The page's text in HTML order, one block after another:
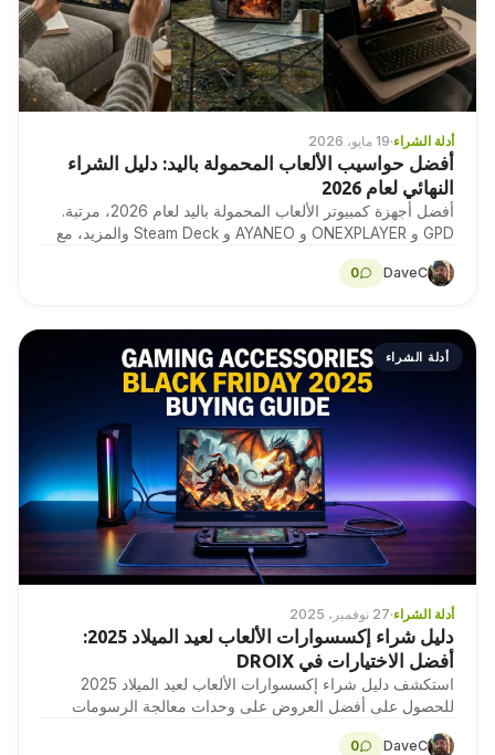
أدلة الشراء·19 مايو، 2026
أفضل حواسيب الألعاب المحمولة باليد: دليل الشراء
النهائي لعام 2026
أفضل أجهزة كمبيوتر الألعاب المحمولة باليد لعام 2026، مرتبة.
GPD و ONEXPLAYER و AYANEO و Steam Deck والمزيد، مع
معايير ومواصفات ونصائح خبراء الشراء.
DaveC
0
أدلة الشراء
أدلة الشراء·27 نوفمبر، 2025
دليل شراء إكسسوارات الألعاب لعيد الميلاد 2025:
أفضل الاختيارات في DROIX
استكشف دليل شراء إكسسوارات الألعاب لعيد الميلاد 2025
للحصول على أفضل العروض على وحدات معالجة الرسومات
الإلكترونية والشاشات والمزيد في DROIX اليوم!
DaveC
0